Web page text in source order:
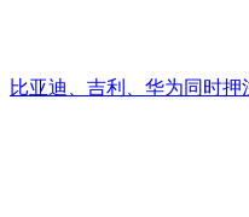
比亚迪、吉利、华为同时